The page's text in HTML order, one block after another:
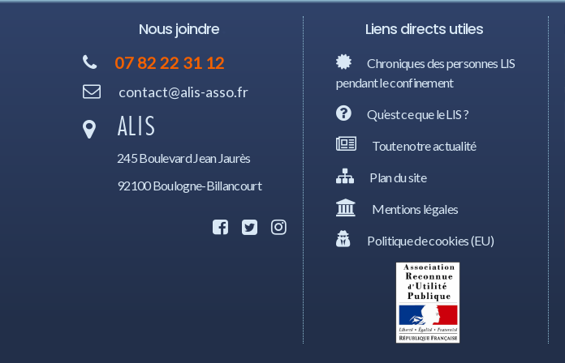
Nous joindre
07 82 22 31 12
contact@alis-asso.fr
ALIS
245 Boulevard Jean Jaurès
92100 Boulogne-Billancourt
Liens directs utiles
Chroniques des personnes LIS
pendant le confinement
Qu’est ce que le LIS ?
Toute notre actualité
Plan du site
Mentions légales
Politique de cookies (EU)